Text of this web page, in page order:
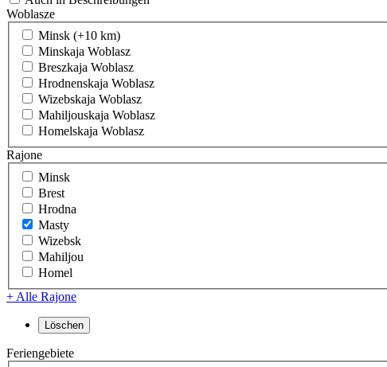
Woblasze
Minsk (+10 km)
Minskaja Woblasz
Breszkaja Woblasz
Hrodnenskaja Woblasz
Wizebskaja Woblasz
Mahiljouskaja Woblasz
Homelskaja Woblasz
Rajone
Minsk
Brest
Hrodna
Masty
Wizebsk
Mahiljou
Homel
+ Alle Rajone
Feriengebiete